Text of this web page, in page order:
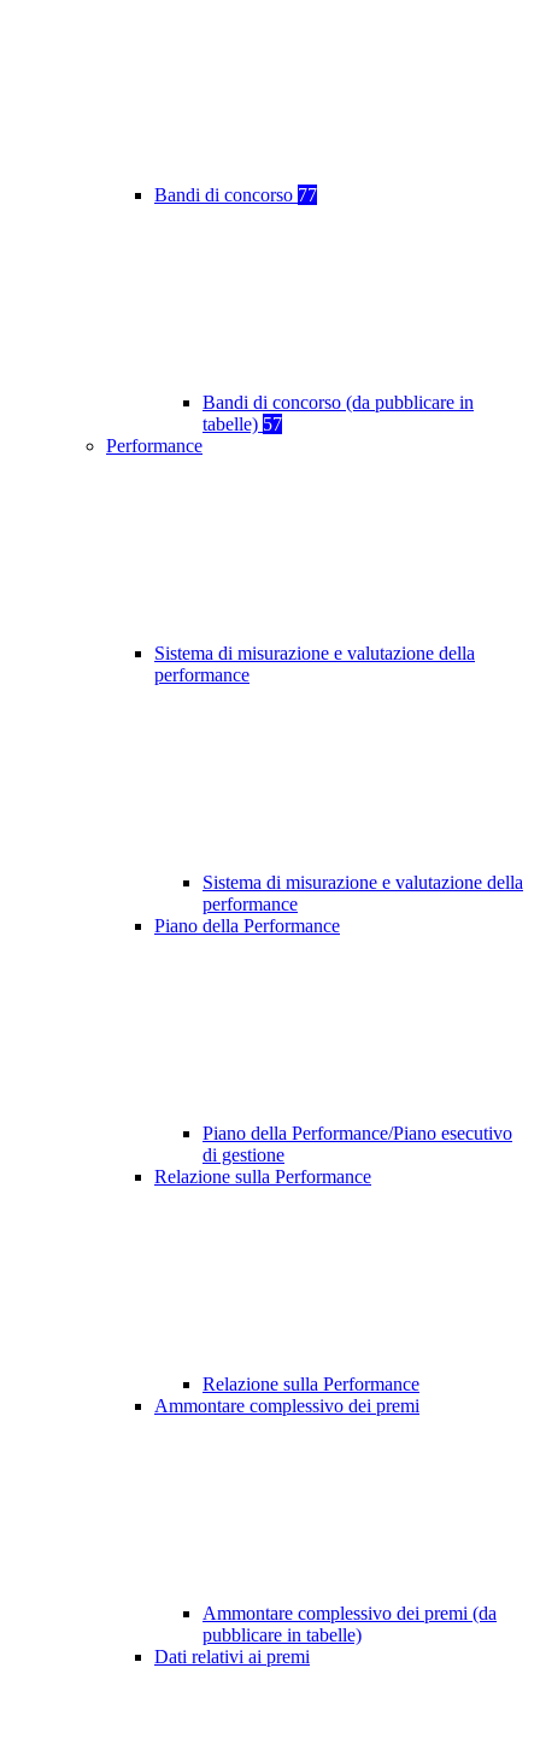
Bandi di concorso 77
Bandi di concorso (da pubblicare in
tabelle) 57
Performance
Sistema di misurazione e valutazione della
performance
Sistema di misurazione e valutazione della
performance
Piano della Performance
Piano della Performance/Piano esecutivo
di gestione
Relazione sulla Performance
Relazione sulla Performance
Ammontare complessivo dei premi
Ammontare complessivo dei premi (da
pubblicare in tabelle)
Dati relativi ai premi